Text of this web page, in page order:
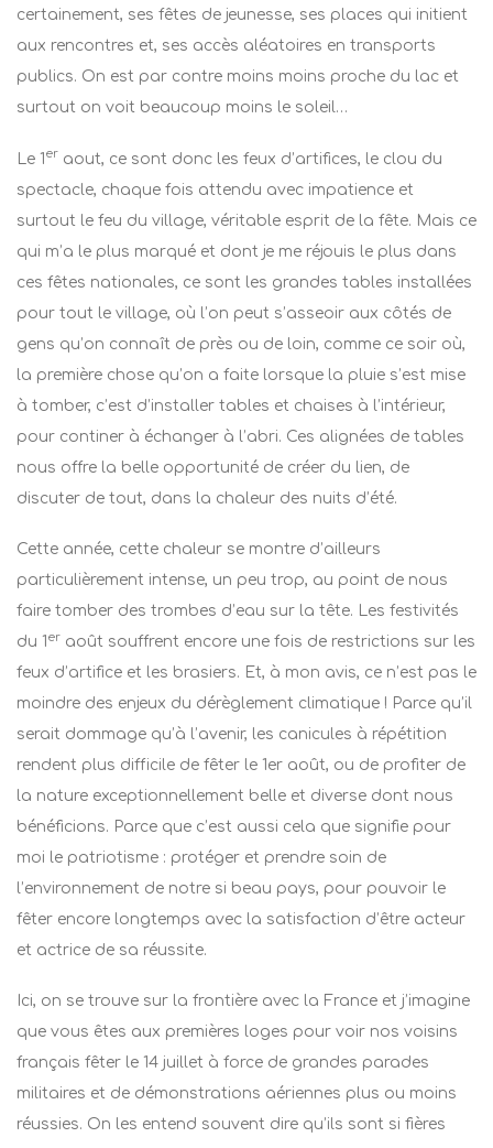
certainement, ses fêtes de jeunesse, ses places qui initient
aux rencontres et, ses accès aléatoires en transports
publics. On est par contre moins moins proche du lac et
surtout on voit beaucoup moins le soleil…
Le 1 er aout, ce sont donc les feux d’artifices, le clou du
spectacle, chaque fois attendu avec impatience et
surtout le feu du village, véritable esprit de la fête. Mais ce
qui m’a le plus marqué et dont je me réjouis le plus dans
ces fêtes nationales, ce sont les grandes tables installées
pour tout le village, où l’on peut s’asseoir aux côtés de
gens qu’on connaît de près ou de loin, comme ce soir où,
la première chose qu’on a faite lorsque la pluie s’est mise
à tomber, c’est d’installer tables et chaises à l’intérieur,
pour continer à échanger à l’abri. Ces alignées de tables
nous offre la belle opportunité de créer du lien, de
discuter de tout, dans la chaleur des nuits d’été.
Cette année, cette chaleur se montre d’ailleurs
particulièrement intense, un peu trop, au point de nous
faire tomber des trombes d’eau sur la tête. Les festivités
du 1 er août souffrent encore une fois de restrictions sur les
feux d’artifice et les brasiers. Et, à mon avis, ce n’est pas le
moindre des enjeux du dérèglement climatique ! Parce qu’il
serait dommage qu’à l’avenir, les canicules à répétition
rendent plus difficile de fêter le 1er août, ou de profiter de
la nature exceptionnellement belle et diverse dont nous
bénéficions. Parce que c’est aussi cela que signifie pour
moi le patriotisme : protéger et prendre soin de
l’environnement de notre si beau pays, pour pouvoir le
fêter encore longtemps avec la satisfaction d’être acteur
et actrice de sa réussite.
Ici, on se trouve sur la frontière avec la France et j’imagine
que vous êtes aux premières loges pour voir nos voisins
français fêter le 14 juillet à force de grandes parades
militaires et de démonstrations aériennes plus ou moins
réussies. On les entend souvent dire qu’ils sont si fières